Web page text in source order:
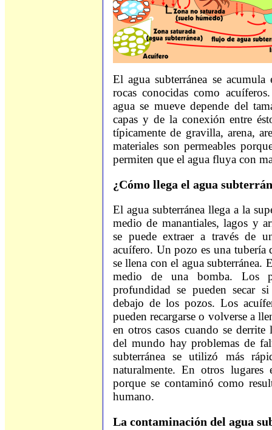
El agua subterránea se
rocas conocidas como
agua se mueve depende del
capas y de la conexión entre
típicamente de gravilla, arena,
materiales son permeables
permiten que el agua fluya con
¿Cómo llega el agua
El agua subterránea llega a la
medio de manantiales, lagos y
se puede extraer a través de
acuífero. Un pozo es una tubería
se llena con el agua subterránea.
medio de una bomba. Los
profundidad se pueden secar
debajo de los pozos. Los
pueden recargarse o volverse a
en otros casos cuando se
del mundo hay problemas de
subterránea se utilizó más
naturalmente. En otros
porque se contaminó como
humano.
La contaminación del agua